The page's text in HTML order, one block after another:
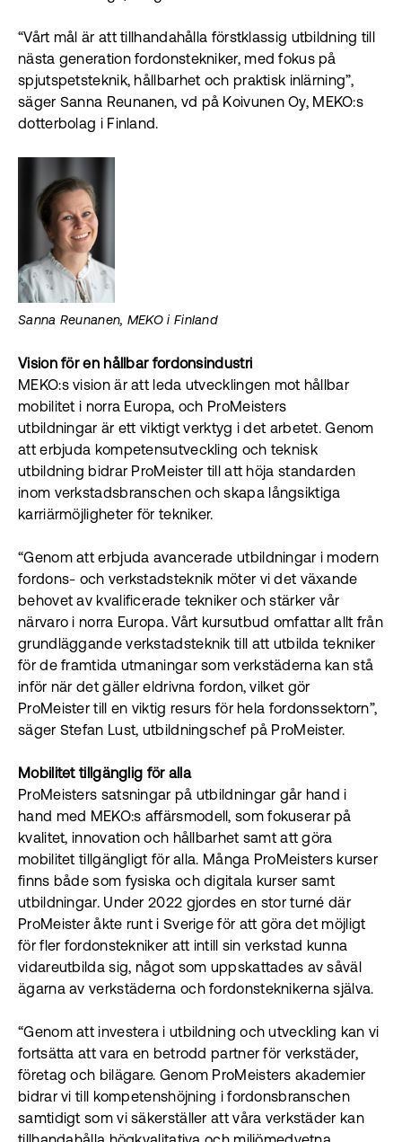
“Vårt mål är att tillhandahålla förstklassig utbildning till
nästa generation fordonstekniker, med fokus på
spjutspetsteknik, hållbarhet och praktisk inlärning”,
säger Sanna Reunanen, vd på Koivunen Oy, MEKO:s
dotterbolag i Finland.
Sanna Reunanen, MEKO i Finland
Vision för en hållbar fordonsindustri
MEKO:s vision är att leda utvecklingen mot hållbar
mobilitet i norra Europa, och ProMeisters
utbildningar är ett viktigt verktyg i det arbetet. Genom
att erbjuda kompetensutveckling och teknisk
utbildning bidrar ProMeister till att höja standarden
inom verkstadsbranschen och skapa långsiktiga
karriärmöjligheter för tekniker.
“Genom att erbjuda avancerade utbildningar i modern
fordons- och verkstadsteknik möter vi det växande
behovet av kvalificerade tekniker och stärker vår
närvaro i norra Europa. Vårt kursutbud omfattar allt från
grundläggande verkstadsteknik till att utbilda tekniker
för de framtida utmaningar som verkstäderna kan stå
inför när det gäller eldrivna fordon, vilket gör
ProMeister till en viktig resurs för hela fordonssektorn”,
säger Stefan Lust, utbildningschef på ProMeister.
Mobilitet tillgänglig för alla
ProMeisters satsningar på utbildningar går hand i
hand med MEKO:s affärsmodell, som fokuserar på
kvalitet, innovation och hållbarhet samt att göra
mobilitet tillgängligt för alla. Många ProMeisters kurser
finns både som fysiska och digitala kurser samt
utbildningar. Under 2022 gjordes en stor turné där
ProMeister åkte runt i Sverige för att göra det möjligt
för fler fordonstekniker att intill sin verkstad kunna
vidareutbilda sig, något som uppskattades av såväl
ägarna av verkstäderna och fordonsteknikerna själva.
“Genom att investera i utbildning och utveckling kan vi
fortsätta att vara en betrodd partner för verkstäder,
företag och bilägare. Genom ProMeisters akademier
bidrar vi till kompetenshöjning i fordonsbranschen
samtidigt som vi säkerställer att våra verkstäder kan